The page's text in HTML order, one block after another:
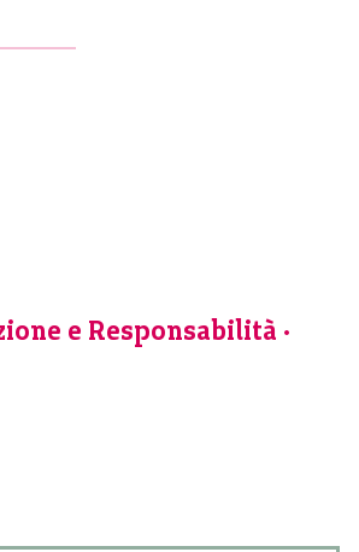
e Responsabilità